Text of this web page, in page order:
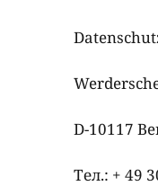
D-10117
Тел.: + 49